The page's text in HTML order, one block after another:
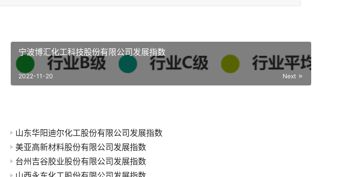
宁波博汇化工科技股份有限公司发展指数
Next
2022-11-20
山东华阳迪尔化工股份有限公司发展指数
美亚高新材料股份有限公司发展指数
台州吉谷胶业股份有限公司发展指数